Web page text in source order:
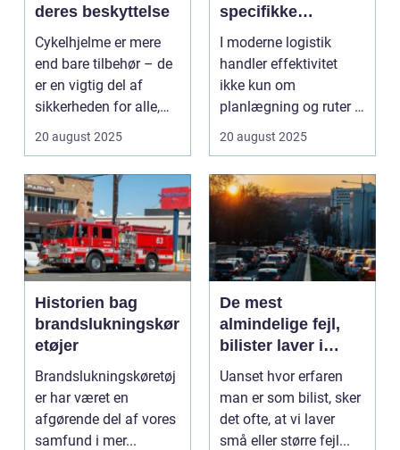
deres beskyttelse
Cykelhjelme er mere
end bare tilbehør – de
er en vigtig del af
sikkerheden for alle,
20 august 2025
specifikke
logistiske opgaver
I moderne logistik
handler effektivitet
ikke kun om
planlægning og ruter –
20 august 2025
Historien bag
brandslukningskør
etøjer
Brandslukningskøretøj
er har været en
afgørende del af vores
samfund i mer...
De mest
almindelige fejl,
bilister laver i
trafikken
Uanset hvor erfaren
man er som bilist, sker
det ofte, at vi laver
små eller større fejl...